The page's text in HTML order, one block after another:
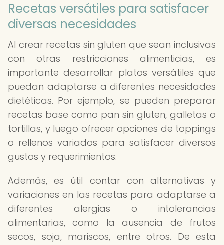
Recetas versátiles para satisfacer
diversas necesidades
Al crear recetas sin gluten que sean inclusivas
con otras restricciones alimenticias, es
importante desarrollar platos versátiles que
puedan adaptarse a diferentes necesidades
dietéticas. Por ejemplo, se pueden preparar
recetas base como pan sin gluten, galletas o
tortillas, y luego ofrecer opciones de toppings
o rellenos variados para satisfacer diversos
gustos y requerimientos.
Además, es útil contar con alternativas y
variaciones en las recetas para adaptarse a
diferentes alergias o intolerancias
alimentarias, como la ausencia de frutos
secos, soja, mariscos, entre otros. De esta